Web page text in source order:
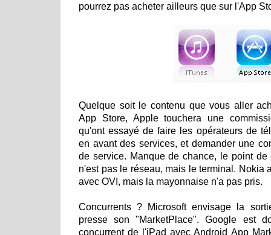
pourrez pas acheter ailleurs que sur l'App
Quelque soit le contenu que vous aller
App Store, Apple touchera une
qu'ont essayé de faire les opérateurs de
en avant des services, et demander une
de service. Manque de chance, le point de
n'est pas le réseau, mais le terminal. Nokia
avec OVI, mais la mayonnaise n'a pas pris.
Concurrents ? Microsoft envisage la
presse son "MarketPlace". Google est
concurrent de l'iPad avec Android App